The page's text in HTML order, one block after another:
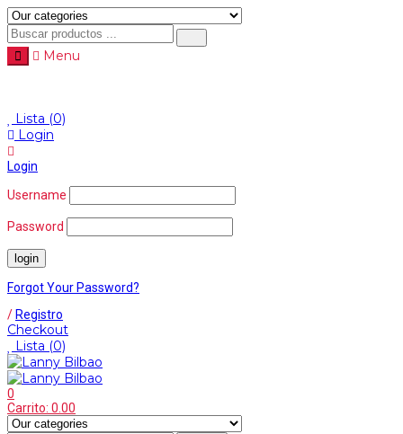
Menu
Lista (0)
Login
Login
Username
Password
Forgot Your Password?
/ Registro
Checkout
Lista (0)
0
Carrito: 0.00